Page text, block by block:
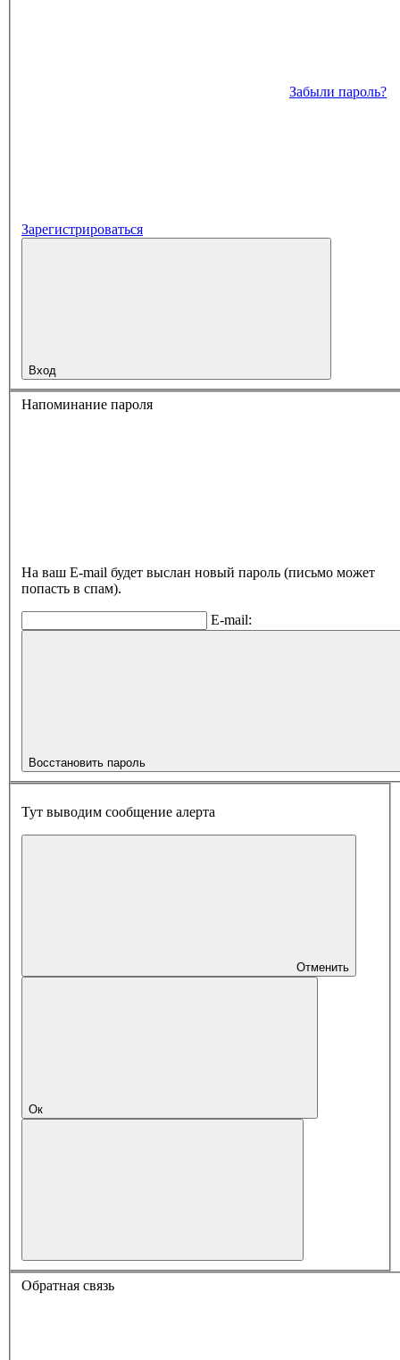
Забыли пароль?
Зарегистрироваться
Вход
Напоминание пароля
На ваш E-mail будет выслан новый пароль (письмо может
попасть в спам).
E-mail:
Восстановить пароль
Тут выводим сообщение алерта
Отменить
Ок
Обратная связь